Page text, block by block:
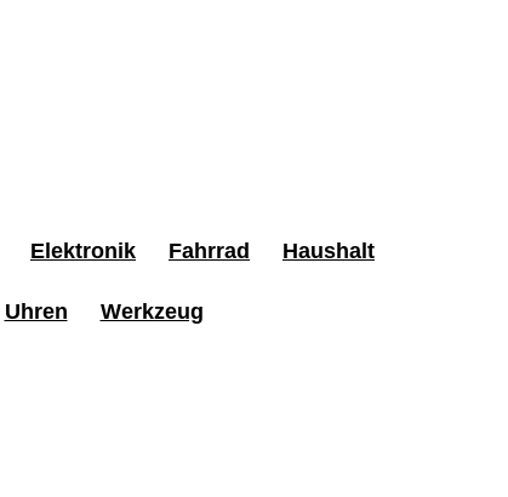
Elektronik Fahrrad Haushalt
Uhren Werkzeug